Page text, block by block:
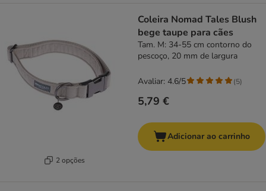
2 opções
Coleira Nomad Tales Blush
bege taupe para cães
Tam. M: 34-55 cm contorno do
pescoço, 20 mm de largura
5,79 €
Avaliar: 4.6/5 (5)
Adicionar ao carrinho